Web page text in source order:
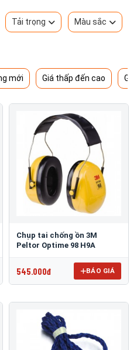
Tải trọng Màu sắc
mới Giá thấp đến cao
Chụp tai chống ồn 3M
Peltor Optime 98 H9A
545.000đ BÁO GIÁ